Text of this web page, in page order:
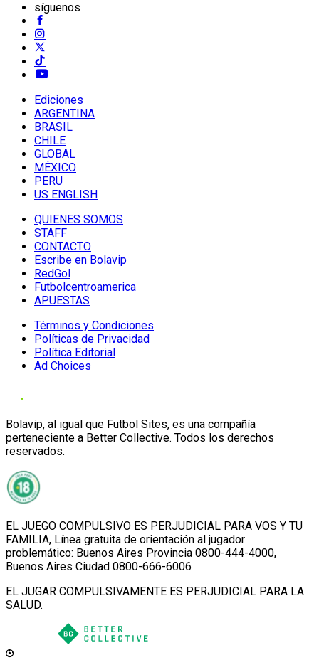
síguenos
Ediciones
ARGENTINA
BRASIL
CHILE
GLOBAL
MÉXICO
PERU
US ENGLISH
QUIENES SOMOS
STAFF
CONTACTO
Escribe en Bolavip
RedGol
Futbolcentroamerica
APUESTAS
Términos y Condiciones
Políticas de Privacidad
Política Editorial
Ad Choices
Bolavip, al igual que Futbol Sites, es una compañía
perteneciente a Better Collective. Todos los derechos
reservados.
EL JUEGO COMPULSIVO ES PERJUDICIAL PARA VOS Y TU
FAMILIA, Línea gratuita de orientación al jugador
problemático: Buenos Aires Provincia 0800-444-4000,
Buenos Aires Ciudad 0800-666-6006
EL JUGAR COMPULSIVAMENTE ES PERJUDICIAL PARA LA
SALUD.